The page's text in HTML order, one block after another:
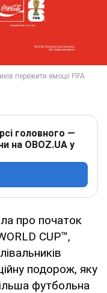
головного —
на OBOZ.UA у
про початок
CUP™,
подорож, яку
футбольна